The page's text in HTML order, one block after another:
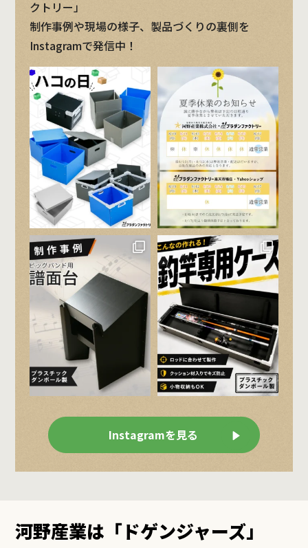
クトリー」
制作事例や現場の様子、製品づくりの裏側を
Instagramで発信中！
Instagramを見る
河野産業は「ドゲンジャーズ」